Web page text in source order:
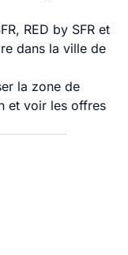
RED by SFR et
dans la ville de
la zone de
et voir les offres